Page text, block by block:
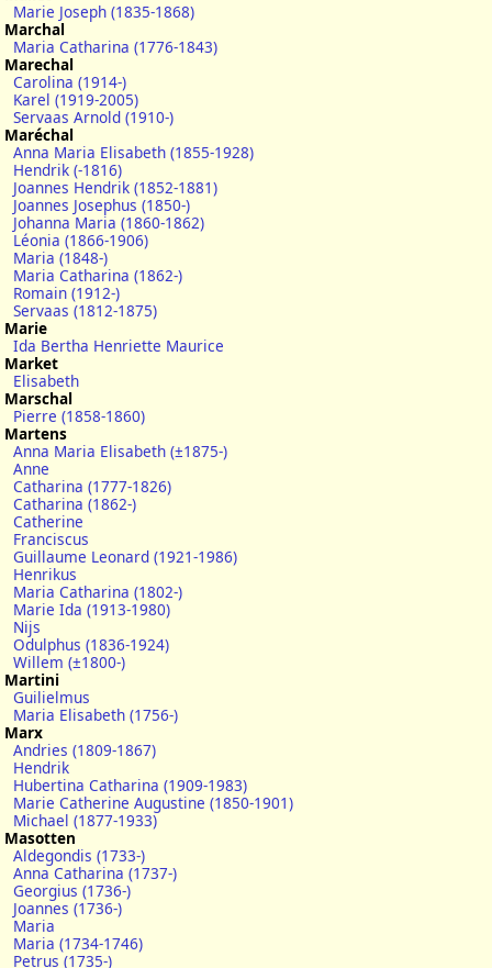
Marie Joseph (1835-1868)
Marchal
Maria Catharina (1776-1843)
Marechal
Carolina (1914-)
Karel (1919-2005)
Servaas Arnold (1910-)
Maréchal
Anna Maria Elisabeth (1855-1928)
Hendrik (-1816)
Joannes Hendrik (1852-1881)
Joannes Josephus (1850-)
Johanna Maria (1860-1862)
Léonia (1866-1906)
Maria (1848-)
Maria Catharina (1862-)
Romain (1912-)
Servaas (1812-1875)
Marie
Ida Bertha Henriette Maurice
Market
Elisabeth
Marschal
Pierre (1858-1860)
Martens
Anna Maria Elisabeth (±1875-)
Anne
Catharina (1777-1826)
Catharina (1862-)
Catherine
Franciscus
Guillaume Leonard (1921-1986)
Henrikus
Maria Catharina (1802-)
Marie Ida (1913-1980)
Nijs
Odulphus (1836-1924)
Willem (±1800-)
Martini
Guilielmus
Maria Elisabeth (1756-)
Marx
Andries (1809-1867)
Hendrik
Hubertina Catharina (1909-1983)
Marie Catherine Augustine (1850-1901)
Michael (1877-1933)
Masotten
Aldegondis (1733-)
Anna Catharina (1737-)
Georgius (1736-)
Joannes (1736-)
Maria
Maria (1734-1746)
Petrus (1735-)